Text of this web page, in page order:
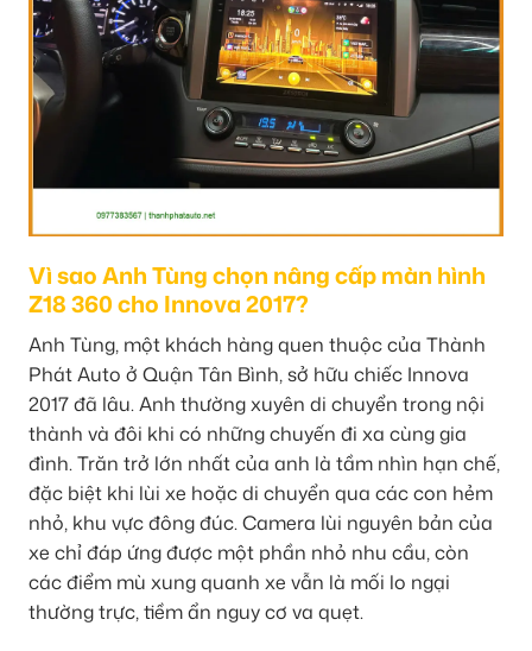
Vì sao Anh Tùng chọn nâng cấp màn hình
Z18 360 cho Innova 2017?
Anh Tùng, một khách hàng quen thuộc của Thành
Phát Auto ở Quận Tân Bình, sở hữu chiếc Innova
2017 đã lâu. Anh thường xuyên di chuyển trong nội
thành và đôi khi có những chuyến đi xa cùng gia
đình. Trăn trở lớn nhất của anh là tầm nhìn hạn chế,
đặc biệt khi lùi xe hoặc di chuyển qua các con hẻm
nhỏ, khu vực đông đúc. Camera lùi nguyên bản của
xe chỉ đáp ứng được một phần nhỏ nhu cầu, còn
các điểm mù xung quanh xe vẫn là mối lo ngại
thường trực, tiềm ẩn nguy cơ va quẹt.